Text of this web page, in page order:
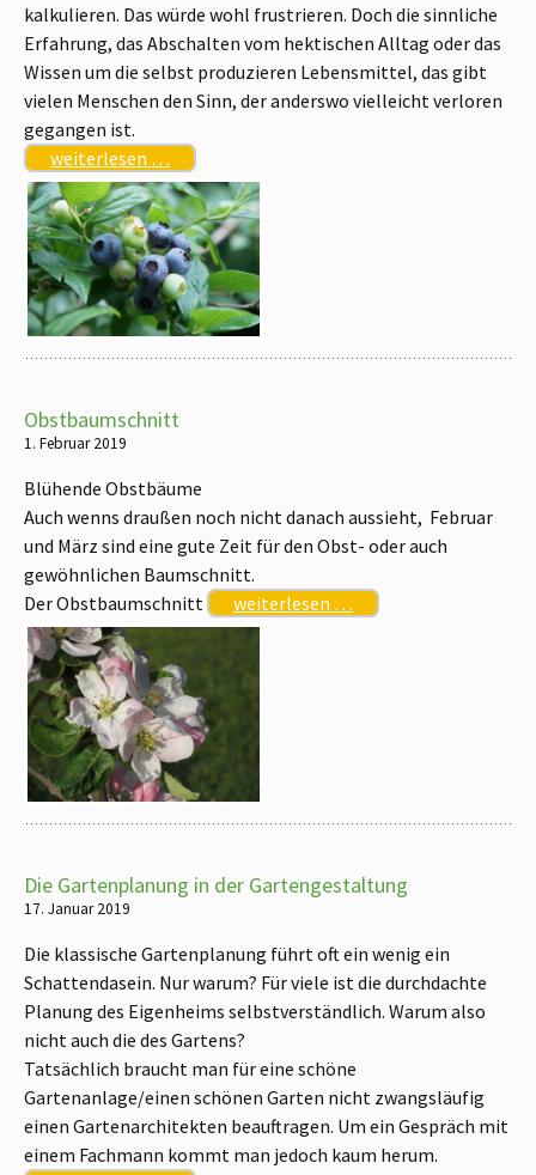
kalkulieren. Das würde wohl frustrieren. Doch die sinnliche
Erfahrung, das Abschalten vom hektischen Alltag oder das
Wissen um die selbst produzieren Lebensmittel, das gibt
vielen Menschen den Sinn, der anderswo vielleicht verloren
gegangen ist.
weiterlesen …
Obstbaumschnitt
1. Februar 2019
Blühende Obstbäume
Auch wenns draußen noch nicht danach aussieht, Februar
und März sind eine gute Zeit für den Obst- oder auch
gewöhnlichen Baumschnitt.
Der Obstbaumschnitt
weiterlesen …
Die Gartenplanung in der Gartengestaltung
17. Januar 2019
Die klassische Gartenplanung führt oft ein wenig ein
Schattendasein. Nur warum? Für viele ist die durchdachte
Planung des Eigenheims selbstverständlich. Warum also
nicht auch die des Gartens?
Tatsächlich braucht man für eine schöne
Gartenanlage/einen schönen Garten nicht zwangsläufig
einen Gartenarchitekten beauftragen. Um ein Gespräch mit
einem Fachmann kommt man jedoch kaum herum.